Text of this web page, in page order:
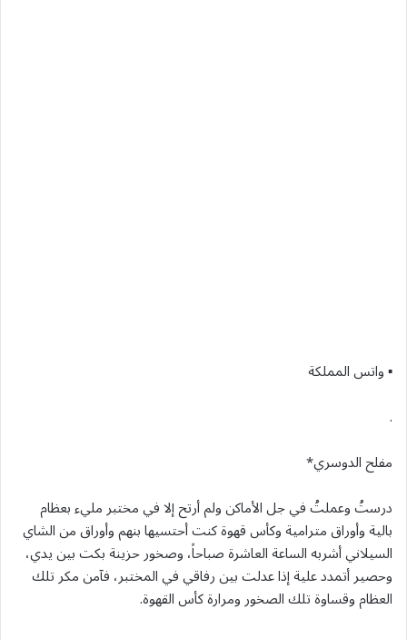
▪︎ واتس المملكة
.
مفلح الدوسري*
درستُ وعملتُ في جل الأماكن ولم أرتح إلا في مختبر مليء بعظام
بالية وأوراق مترامية وكأس قهوة كنت أحتسيها بنهم وأوراق من الشاي
السيلاني أشربه الساعة العاشرة صباحاً، وصخور حزينة بكت بين يدي،
وحصير أتمدد علية إذا عدلت بين رفاقي في المختبر، فآمن مكر تلك
العظام وقساوة تلك الصخور ومرارة كأس القهوة.